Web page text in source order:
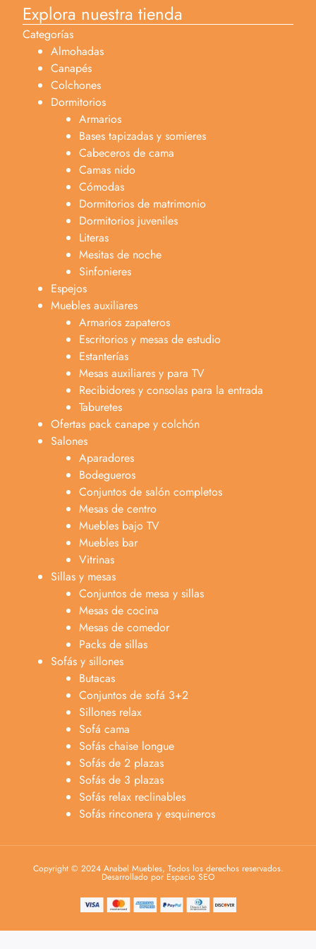
Explora nuestra tienda
Categorías
Almohadas
Canapés
Colchones
Dormitorios
Armarios
Bases tapizadas y somieres
Cabeceros de cama
Camas nido
Cómodas
Dormitorios de matrimonio
Dormitorios juveniles
Literas
Mesitas de noche
Sinfonieres
Espejos
Muebles auxiliares
Armarios zapateros
Escritorios y mesas de estudio
Estanterías
Mesas auxiliares y para TV
Recibidores y consolas para la entrada
Taburetes
Ofertas pack canape y colchón
Salones
Aparadores
Bodegueros
Conjuntos de salón completos
Mesas de centro
Muebles bajo TV
Muebles bar
Vitrinas
Sillas y mesas
Conjuntos de mesa y sillas
Mesas de cocina
Mesas de comedor
Packs de sillas
Sofás y sillones
Butacas
Conjuntos de sofá 3+2
Sillones relax
Sofá cama
Sofás chaise longue
Sofás de 2 plazas
Sofás de 3 plazas
Sofás relax reclinables
Sofás rinconera y esquineros
Copyright © 2024 Anabel Muebles, Todos los derechos reservados.
Desarrollado por Espacio SEO